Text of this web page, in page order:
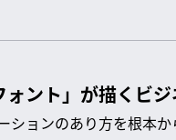
ォント」が描くビ
ョンのあり方を根本